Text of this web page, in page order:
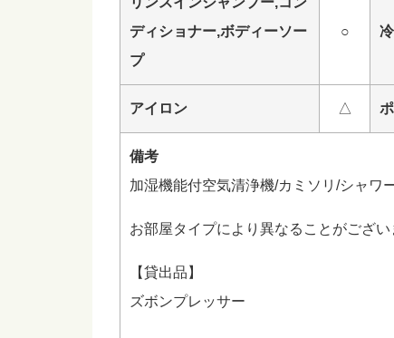
ディショナー,ボディーソー
プ
○
アイロン △
備考
加湿機能付空気清浄機/カミソリ/シャワ
お部屋タイプにより異なることがござい
【貸出品】
ズボンプレッサー